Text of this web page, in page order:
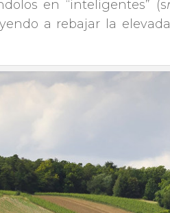
en “inteligentes” (s
a rebajar la